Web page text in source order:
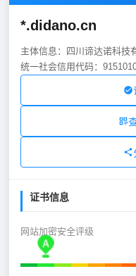
*.didano.cn
主体信息：四川谛达诺科技
统一社会信用代码：
证书信息
网站加密安全评级